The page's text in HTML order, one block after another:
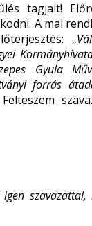
tagjait!
A mai
„
Gyula
forrás
Felteszem